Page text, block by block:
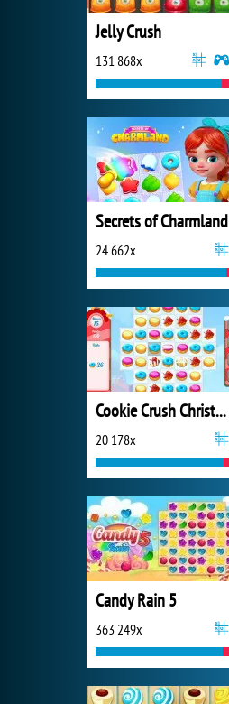
Jelly Crush
131 868x
Secrets of Charmland
24 662x
Cookie Crush Christmas 2
20 178x
Candy Rain 5
363 249x